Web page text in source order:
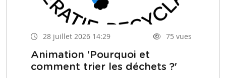
28 juillet 2026 14:29 75 vues
Animation 'Pourquoi et
comment trier les déchets ?'